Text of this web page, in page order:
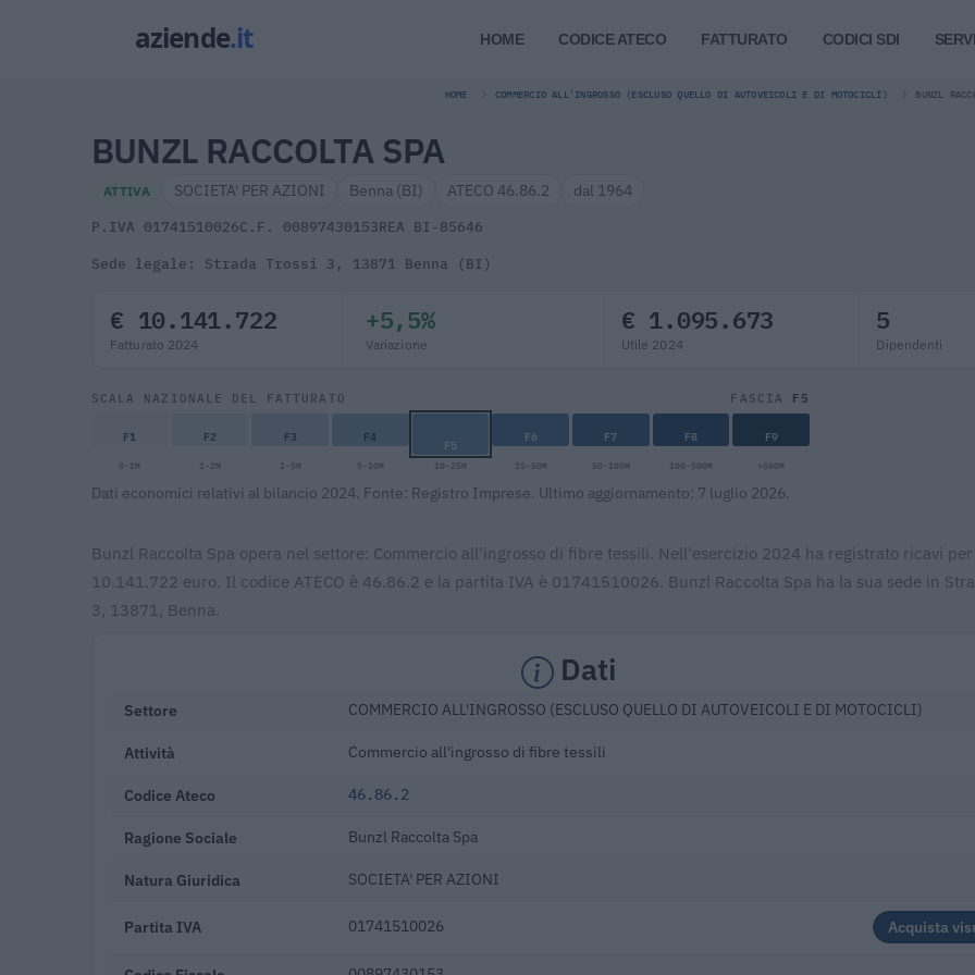
HOME CODICE ATECO FATTURATO CODICI SDI
HOME COMMERCIO ALL'INGROSSO (ESCLUSO QUELLO DI AUTOVEICOLI E DI MOTOCICLI) BUNZL
BUNZL RACCOLTA SPA
ATTIVA SOCIETA' PER AZIONI Benna (BI) ATECO 46.86.2 dal 1964
P.IVA 01741510026C.F. 00897430153REA BI-85646
Sede legale: Strada Trossi 3, 13871 Benna (BI)
€ 10.141.722
Fatturato 2024
+5,5%
Variazione
€ 1.095.673
Utile 2024
5
Dipendenti
SCALA NAZIONALE DEL FATTURATO FASCIA F5
F1 F2 F3 F4 F5 F6 F7 F8 F9
0-1M 1-2M 2-5M 5-10M 10-25M 25-50M 50-100M 100-500M >500M
Dati economici relativi al bilancio 2024. Fonte: Registro Imprese. Ultimo aggiornamento: 7 luglio 2026.
Bunzl Raccolta Spa opera nel settore: Commercio all'ingrosso di fibre tessili. Nell'esercizio 2024 ha registrato ricavi per
10.141.722 euro. Il codice ATECO è 46.86.2 e la partita IVA è 01741510026. Bunzl Raccolta Spa ha la sua sede in
3, 13871, Benna.
Dati
Settore COMMERCIO ALL'INGROSSO (ESCLUSO QUELLO DI AUTOVEICOLI E DI MOTOCICLI)
Attività Commercio all'ingrosso di fibre tessili
Codice Ateco 46.86.2
Ragione Sociale Bunzl Raccolta Spa
Natura Giuridica SOCIETA' PER AZIONI
Partita IVA 01741510026 Acquista